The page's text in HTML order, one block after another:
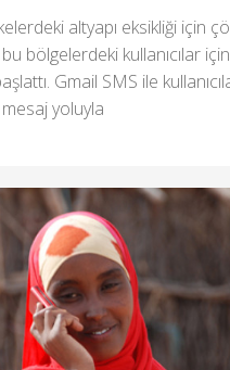
altyapı eksikliği için
bölgelerdeki kullanıcılar
Gmail SMS ile
mesaj yoluyla